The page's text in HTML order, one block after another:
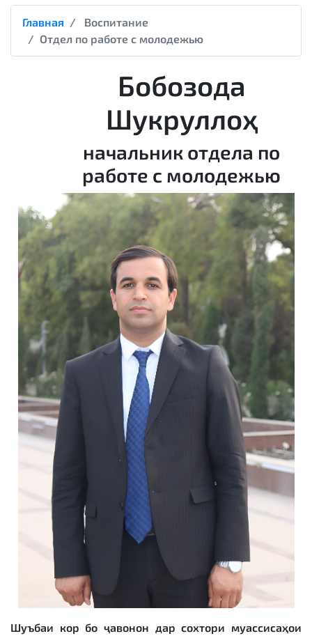
Главная
Воспитание
Отдел по работе с молодежью
Бобозода
Шукруллоҳ
начальник отдела по
работе с молодежью
Шуъбаи кор бо ҷавонон дар сохтори муассисаҳои